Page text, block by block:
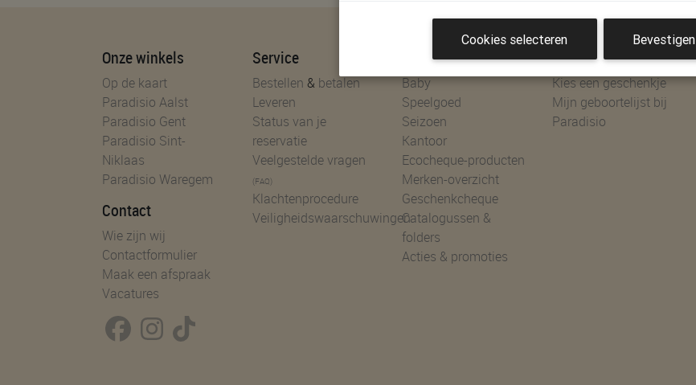
Onze winkels
Op de kaart
Paradisio Aalst
Paradisio Gent
Paradisio Sint-
Niklaas
Paradisio Waregem
Contact
Wie zijn wij
Contactformulier
Maak een afspraak
Vacatures
Service
Bestellen & betalen
Leveren
Status van je
reservatie
Veelgestelde vragen
(FAQ)
Klachtenprocedure
Veiligheidswaarschuwingen
Shoppen
Baby
Speelgoed
Seizoen
Kantoor
Ecocheque-producten
Merken-overzicht
Geschenkcheque
Catalogussen &
folders
Acties & promoties
Geboortelijsten
Kies een geschenkje
Mijn geboortelijst bij
Paradisio
Cookies selecteren Bevestigen